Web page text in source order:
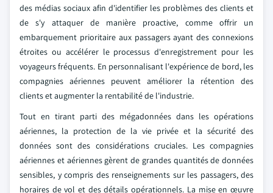
des médias sociaux afin d'identifier les problèmes des clients et
de s'y attaquer de manière proactive, comme offrir un
embarquement prioritaire aux passagers ayant des connexions
étroites ou accélérer le processus d'enregistrement pour les
voyageurs fréquents. En personnalisant l'expérience de bord, les
compagnies aériennes peuvent améliorer la rétention des
clients et augmenter la rentabilité de l'industrie.
Tout en tirant parti des mégadonnées dans les opérations
aériennes, la protection de la vie privée et la sécurité des
données sont des considérations cruciales. Les compagnies
aériennes et aériennes gèrent de grandes quantités de données
sensibles, y compris des renseignements sur les passagers, des
horaires de vol et des détails opérationnels. La mise en œuvre